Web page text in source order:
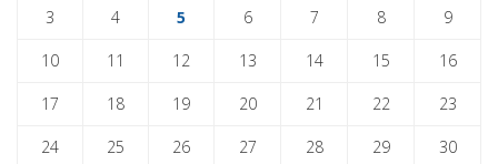
3 4 5 6 7 8 9
10 11 12 13 14 15 16
17 18 19 20 21 22 23
24 25 26 27 28 29 30